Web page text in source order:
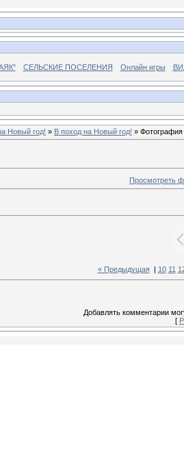
СЕЛЬСКИЕ ПОСЕЛЕНИЯ Онлайн игры
Новый год! » В поход на Новый год! » Фотография
Просмотреть
« Предыдущая| 10 11
Добавлять комментарии
[